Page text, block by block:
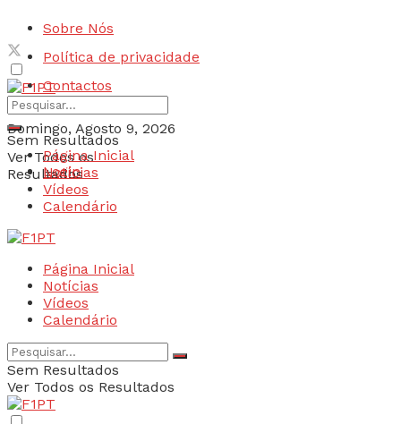
Sobre Nós
Política de privacidade
Contactos
Domingo, Agosto 9, 2026
Login
Sem Resultados
Ver Todos os
Resultados
Página Inicial
Notícias
Vídeos
Calendário
Página Inicial
Notícias
Vídeos
Calendário
Sem Resultados
Ver Todos os Resultados